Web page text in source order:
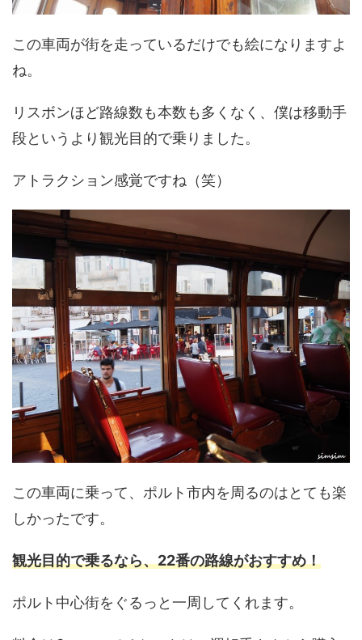
この車両が街を走っているだけでも絵になりますよ
ね。
リスボンほど路線数も本数も多くなく、僕は移動手
段というより観光目的で乗りました。
アトラクション感覚ですね（笑）
この車両に乗って、ポルト市内を周るのはとても楽
しかったです。
観光目的で乗るなら、22番の路線がおすすめ！
ポルト中心街をぐるっと一周してくれます。